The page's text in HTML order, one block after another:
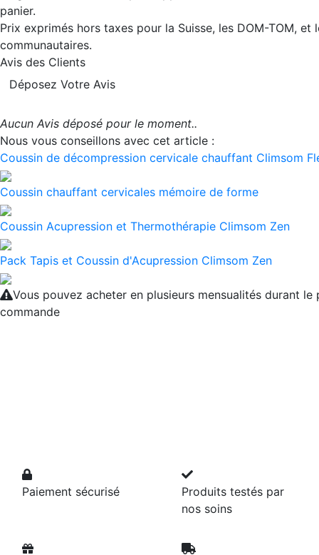
panier.
Prix exprimés hors taxes pour la Suisse, les DOM-TOM, et
communautaires.
Avis des Clients
Déposez Votre Avis
Aucun Avis déposé pour le moment..
Nous vous conseillons avec cet article :
Coussin de décompression cervicale chauffant Climsom
Coussin chauffant cervicales mémoire de forme
Coussin Acupression et Thermothérapie Climsom Zen
Pack Tapis et Coussin d'Acupression Climsom Zen
Vous pouvez acheter en plusieurs mensualités durant le
commande
Paiement sécurisé
Produits testés par
nos soins